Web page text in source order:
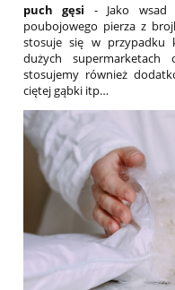
puch gęsi - Jako wsad
poubojowego pierza z
stosuje się w przypadku
dużych
stosujemy również
ciętej gąbki itp…